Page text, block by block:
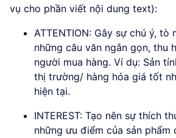
vụ cho phần viết nội dung text):
ATTENTION: Gây sự chú ý, tò
những câu văn ngắn gọn, thu
người mua hàng. Ví dụ: Sản
thị trường/ hàng hóa giá tốt
hiện tại.
INTEREST: Tạo nên sự thích
những ưu điểm của sản phẩm